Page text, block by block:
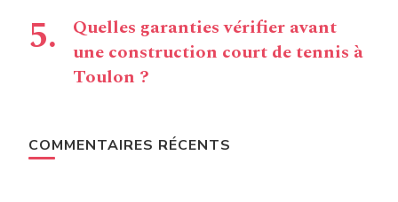
Quelles garanties vérifier avant
une construction court de tennis à
Toulon ?
COMMENTAIRES RÉCENTS